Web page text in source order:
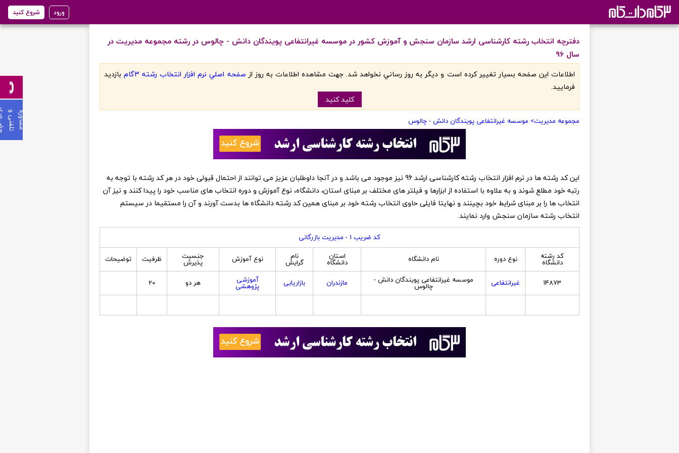
ورود شروع کنید
دفترچه انتخاب رشته کارشناسی ارشد سازمان سنجش و آموزش کشور در موسسه غیرانتفاعی پویندگان دانش - چالوس در رشته مجموعه مدیریت در
سال 96
اطلاعات اين صفحه بسيار تغيير کرده است و ديگر به روز رساني نخواهد شد. جهت مشاهده اطلاعات به روز از صفحه اصلي نرم افزار انتخاب رشته 3گام
بازديد
فرماييد.
کليد کنيد
مجموعه مدیریت> موسسه غیرانتفاعی پویندگان دانش - چالوس
‏این کد رشته ها در نرم افزار انتخاب رشته کارشناسی ارشد 96 نیز موجود می باشد و در آنجا داوطلبان عزیز می توانند از احتمال قبولی خود در هر کد رشته با توجه به
رتبه خود مطلع شوند و به علاوه با استفاده از ابزارها و فیلتر های مختلف بر مبنای استان، دانشگاه، نوع آموزش و دوره انتخاب های مناسب خود را پیدا کنند و نیز آن
انتخاب ها را بر مبنای شرایط خود بچینند و نهایتا فایلی حاوی انتخاب رشته خود بر مبنای همین کد رشته دانشگاه ها بدست آورند و آن را مستقیما در سیستم
انتخاب رشته سازمان سنجش وارد نمایند.
کد ضریب 1 - مدیریت بازرگانی
کد رشته
دانشگاه نوع دوره نام دانشگاه استان
دانشگاه
نام
گرایش نوع آموزش جنسیت
پذیرش ظرفیت توضیحات
14873 غیرانتفاعی موسسه غیرانتفاعی پویندگان دانش -
چالوس مازندران بازاریابی آموزشی
پژوهشی هر دو 20
م
ش
ا
و
ر
ه
ت
ل
ف
ن
ی
و
ح
ض
ـ
ـ
ـ
و
ر